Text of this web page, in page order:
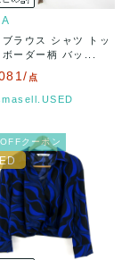
ラウス シャツ トッ
ーダー柄 バッ...
点
クーポン